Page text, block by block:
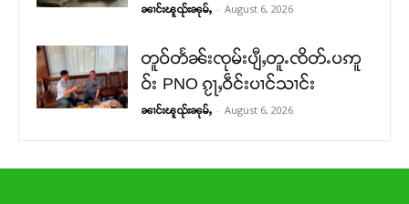
ၼၢင်းၽူၺ်းၼုမ်ႇ - August 6, 2026
တူဝ်တႅၼ်းၸုမ်းပျီႇတူႉၸိတ်ႉပဢူ
ဝ်း PNO ၵႂႃႇဝဵင်းပၢင်သၢင်း
ၼၢင်းၽူၺ်းၼုမ်ႇ - August 6, 2026